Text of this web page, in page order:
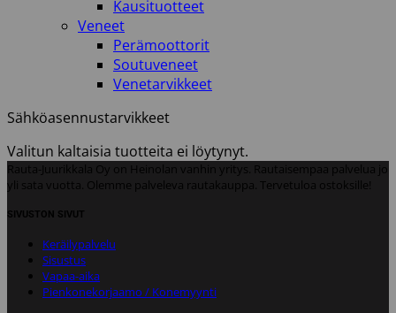
Kausituotteet
Veneet
Perämoottorit
Soutuveneet
Venetarvikkeet
Sähköasennustarvikkeet
Valitun kaltaisia tuotteita ei löytynyt.
Rauta-Juurikkala Oy on Heinolan vanhin yritys. Rautaisempaa palvelua jo
yli sata vuotta. Olemme palveleva rautakauppa. Tervetuloa ostoksille!
SIVUSTON SIVUT
Keräilypalvelu
Sisustus
Vapaa-aika
Pienkonekorjaamo / Konemyynti